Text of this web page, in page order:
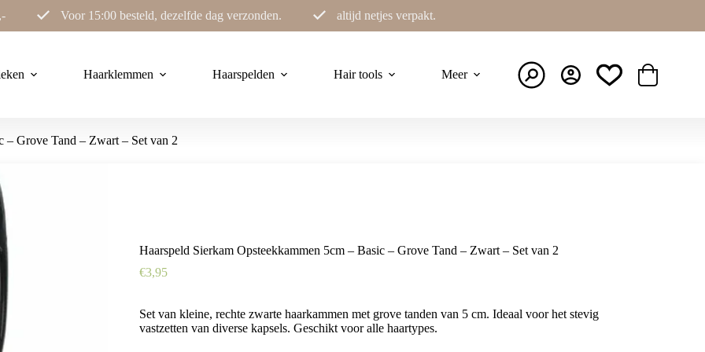
Voor 15:00 besteld, dezelfde dag verzonden. altijd netjes verpakt.
Haarklemmen Haarspelden Hair tools Meer Winkelwagen
– Grove Tand – Zwart – Set van 2
Haarspeld Sierkam Opsteekkammen 5cm – Basic – Grove Tand – Zwart – Set van 2
€3,95
Set van kleine, rechte zwarte haarkammen met grove tanden van 5 cm. Ideaal voor het stevig
vastzetten van diverse kapsels. Geschikt voor alle haartypes.